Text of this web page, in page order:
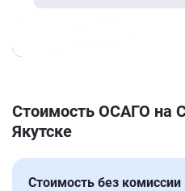
Стоимость ОСАГО на
Якутске
Стоимость без комиссии